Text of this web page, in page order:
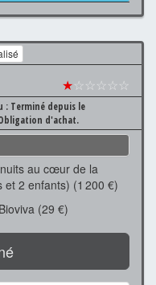
★☆☆☆☆☆
: Terminé depuis le
d'achat.
au cœur de la
2 enfants) (1 200 €)
(29 €)